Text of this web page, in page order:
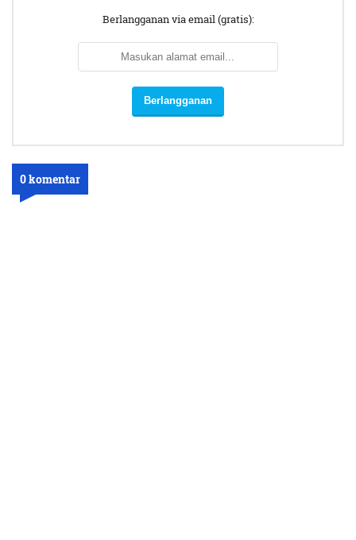
Berlangganan via email (gratis):
0 komentar